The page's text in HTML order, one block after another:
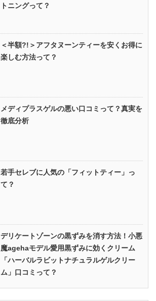
トニングって？
＜半額?!＞アフタヌーンティーを安くお得に
楽しむ方法って？
メディプラスゲルの悪い口コミって？真実を
徹底分析
若手セレブに人気の「フィットティー」っ
て？
デリケートゾーンの黒ずみを消す方法！小悪
魔agehaモデル愛用黒ずみに効くクリーム
「ハーバルラビットナチュラルゲルクリー
ム」口コミって？